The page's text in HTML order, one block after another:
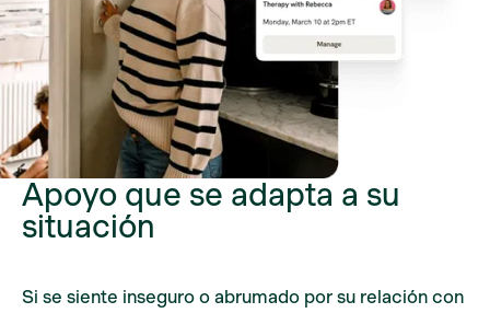
Apoyo que se adapta a su
situación
Si se siente inseguro o abrumado por su relación con